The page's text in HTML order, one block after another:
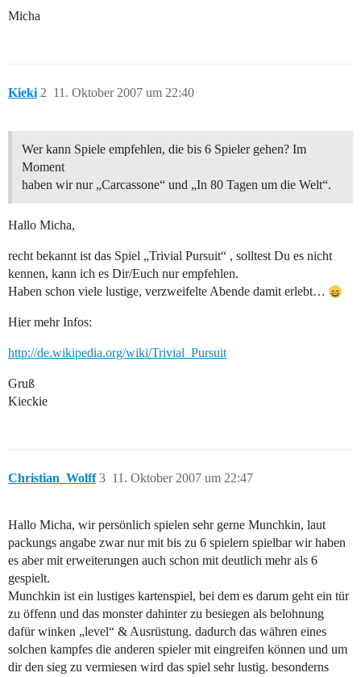
Micha
Kieki 11. Oktober 2007 um 22:40
2
Wer kann Spiele empfehlen, die bis 6 Spieler gehen? Im
Moment
haben wir nur „Carcassone“ und „In 80 Tagen um die Welt“.
Hallo Micha,
recht bekannt ist das Spiel „Trivial Pursuit“ , solltest Du es nicht
kennen, kann ich es Dir/Euch nur empfehlen.
Haben schon viele lustige, verzweifelte Abende damit erlebt…
Hier mehr Infos:
http://de.wikipedia.org/wiki/Trivial_Pursuit
Gruß
Kieckie
Christian_Wolff 11. Oktober 2007 um 22:47
3
Hallo Micha, wir persönlich spielen sehr gerne Munchkin, laut
packungs angabe zwar nur mit bis zu 6 spielern spielbar wir haben
es aber mit erweiterungen auch schon mit deutlich mehr als 6
gespielt.
Munchkin ist ein lustiges kartenspiel, bei dem es darum geht ein tür
zu öffenn und das monster dahinter zu besiegen als belohnung
dafür winken „level“ & Ausrüstung. dadurch das währen eines
solchen kampfes die anderen spieler mit eingreifen können und um
dir den sieg zu vermiesen wird das spiel sehr lustig. besonderns